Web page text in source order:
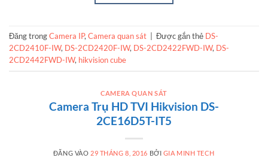
Đăng trongCamera IP, Camera quan sát Được gắn thẻ DS-
2CD2410F-IW, DS-2CD2420F-IW, DS-2CD2422FWD-IW, DS-
2CD2442FWD-IW, hikvision cube
CAMERA QUAN SÁT
Camera Trụ HD TVI Hikvision DS-
2CE16D5T-IT5
ĐĂNG VÀO 29 THÁNG 8, 2016 BỞI GIA MINH TECH